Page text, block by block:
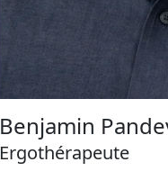
Benjamin
Ergothérapeute